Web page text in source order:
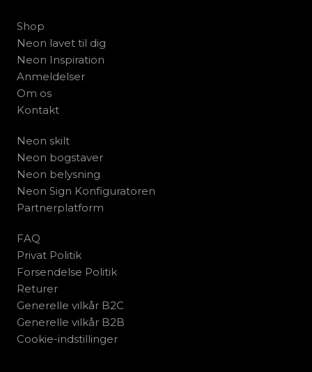
Shop
Neon lavet til dig
Neon Inspiration
Anmeldelser
Om os
Kontakt
Neon skilt
Neon bogstaver
Neon belysning
Neon Sign Konfiguratoren
Partnerplatform
FAQ
Privat Politik
Forsendelse Politik
Returer
Generelle vilkår B2C
Generelle vilkår B2B
Cookie-indstillinger